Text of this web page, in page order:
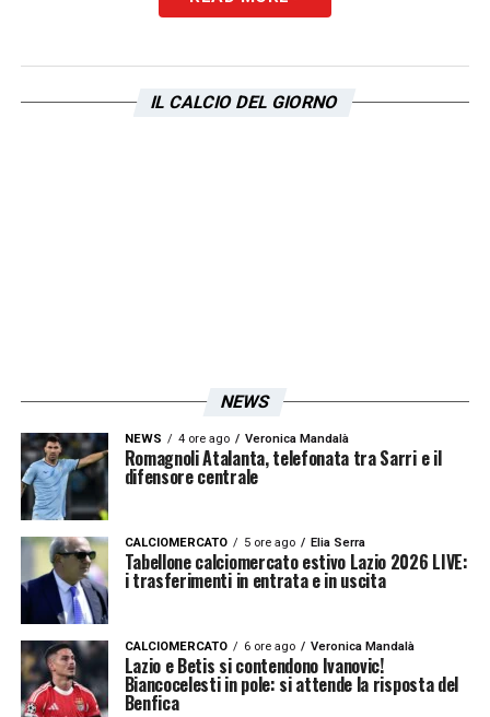
sfilato la Scarpa d’Oro (Decisive le sue 36
Il centravanti del Bayern Monaco, di nuovo in
IL CALCIO DEL GIORNO
NEWS
NEWS 4 ore ago Veronica Mandalà
Romagnoli Atalanta, telefonata tra Sarri e il
difensore centrale
CALCIOMERCATO 5 ore ago Elia Serra
Tabellone calciomercato estivo Lazio 2026 LIVE:
i trasferimenti in entrata e in uscita
CALCIOMERCATO 6 ore ago Veronica Mandalà
Lazio e Betis si contendono Ivanovic!
Biancocelesti in pole: si attende la risposta del
Benfica